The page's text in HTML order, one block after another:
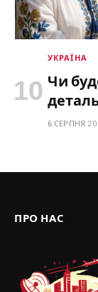
УКРАЇНА
Чи
6 СЕРПНЯ
ПРО НАС